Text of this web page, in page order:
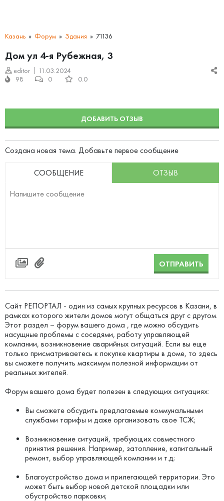
Казань Форум Здания 71136
Дом ул 4-я Рубежная, 3
editor
11.03.2024
98
0 0.0
ДОБАВИТЬ ОТЗЫВ
Создана новая тема. Добавьте первое сообщение
СООБЩЕНИЕ ОТЗЫВ
ОТПРАВИТЬ
Сайт РЕПОРТАЛ - один из самых крупных ресурсов в Казани, в
рамках которого жители домов могут общаться друг с другом.
Этот раздел – форум вашего дома , где можно обсудить
насущные проблемы с соседями, работу управляющей
компании, возникновение аварийных ситуаций. Если вы еще
только присматриваетесь к покупке квартиры в доме, то здесь
вы сможете получить максимум полезной информации от
реальных жителей.
Форум вашего дома будет полезен в следующих ситуациях:
Вы сможете обсудить предлагаемые коммунальными
службами тарифы и даже организовать свое ТСЖ;
Возникновение ситуаций, требующих совместного
принятия решения. Например, затопление, капитальный
ремонт, выбор управляющей компании и т.д;
Благоустройство дома и прилегающей территории. Это
может быть выбор новой детской площадки или
обустройство парковки;